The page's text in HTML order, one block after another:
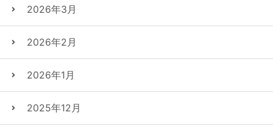
2026年3月
2026年2月
2026年1月
2025年12月